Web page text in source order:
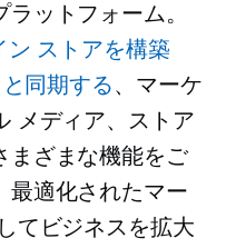
ットフォーム。
ン ストアを構築
同期する、マーケ
メディア、ストア
まざまな機能をご
最適化されたマー
てビジネスを拡大